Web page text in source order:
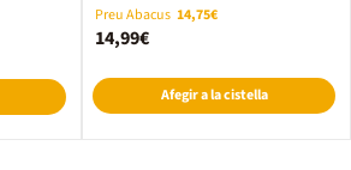
Preu Abacus 14,75€
14,99€
Afegir a la cistella